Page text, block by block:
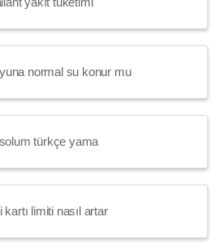
normal su konur mu
türkçe yama
kartı limiti nasıl artar